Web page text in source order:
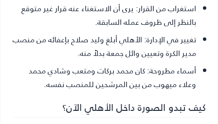
استغراب من القرار: يرى أن الاستغناء عنه قرار غير متوقع
بالنظر إلى ظروف عمله السابقة.
تغيير في الإدارة:الأهلي أبلغ وليد صلاح بإعفائه من منصب
مدير الكرة وتعيين وائل جمعة بدلاً منه.
أسماء مطروحة:كان محمد بركات ومتعب وشادي محمد
وعلاء ميهوب من بين المرشحين للمنصب نفسه.
كيف تبدو الصورة داخل الأهلي الآن؟